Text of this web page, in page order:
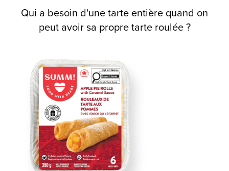
Qui a besoin d'une tarte entière quand on
peut avoir sa propre tarte roulée ?